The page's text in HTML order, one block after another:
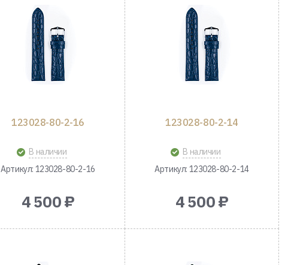
123028-80-2-16
В наличии
Артикул: 123028-80-2-16
4 500 ₽
123028-80-2-14
В наличии
Артикул: 123028-80-2-14
4 500 ₽